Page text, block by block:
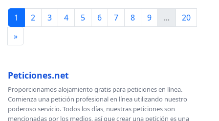
1 2 3 4 5 6 7 8 9 ...
20
»
Peticiones.net
Proporcionamos alojamiento gratis para peticiones en línea.
Comienza una petición profesional en línea utilizando nuestro
poderoso servicio. Todos los días, nuestras peticiones son
mencionadas por los medios, así que crear una petición es una